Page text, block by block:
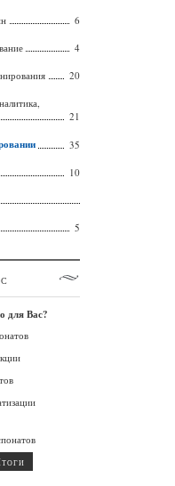
6
4
20
21
35
10
5
для Вас?